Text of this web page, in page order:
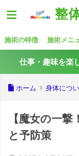
整
施術の特徴 施術メニ
仕事・趣味を楽
ホーム 身体につ
【魔女の一
と予防策